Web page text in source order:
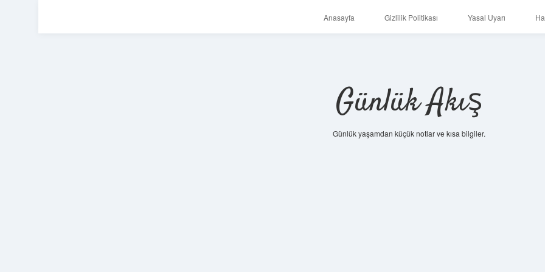
Anasayfa Gizlilik Politikası Yasal Uyarı
Günlük Akış
Günlük yaşamdan küçük notlar ve kısa bilgiler.